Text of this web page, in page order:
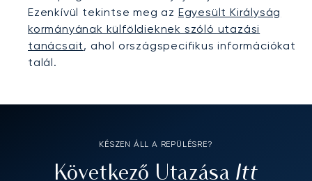
Ezenkívül tekintse meg az Egyesült Királyság
kormányának külföldieknek szóló utazási
tanácsait, ahol országspecifikus információkat
talál.
KÉSZEN ÁLL A REPÜLÉSRE?
Következő Utazása Itt